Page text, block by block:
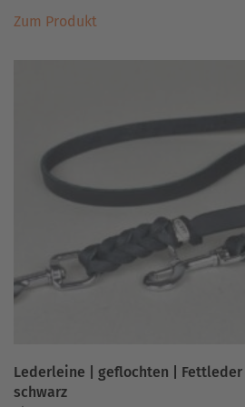
Zum ProduktProdukt
Die
Produktseite
gewählt
werden
Lederleine | geflochten | Fettleder
schwarz